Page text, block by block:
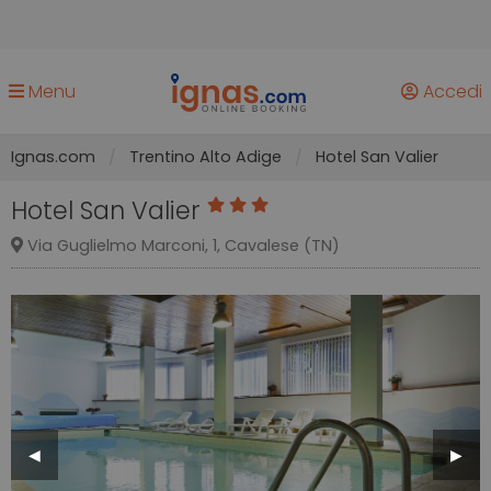
Menu Accedi
Ignas.com Trentino Alto Adige Hotel San Valier
Hotel San Valier
Via Guglielmo Marconi, 1, Cavalese (TN)
Previous
Slide
◀︎ Next
Slide
▶︎